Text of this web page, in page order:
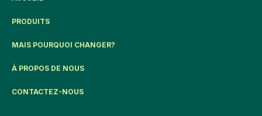
PRODUITS
MAIS POURQUOI CHANGER?
À PROPOS DE NOUS
CONTACTEZ-NOUS